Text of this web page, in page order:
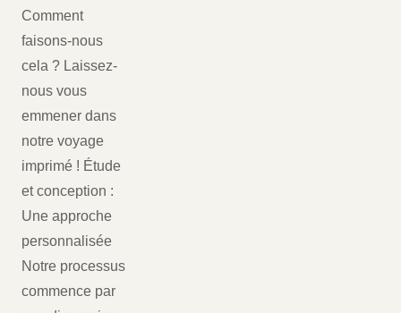
Comment
faisons-nous
cela ? Laissez-
nous vous
emmener dans
notre voyage
imprimé ! Étude
et conception :
Une approche
personnalisée
Notre processus
commence par